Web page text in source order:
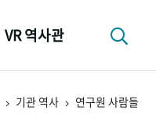
VR 역사관
기관 역사 연구원 사람들